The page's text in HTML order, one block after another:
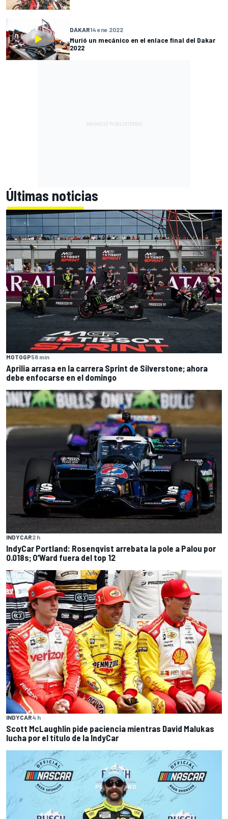
DAKAR14 ene 2022
Murió un mecánico en el enlace final del Dakar
2022
Últimas noticias
MOTOGP58 min
Aprilia arrasa en la carrera Sprint de Silverstone; ahora
debe enfocarse en el domingo
INDYCAR2 h
IndyCar Portland: Rosenqvist arrebata la pole a Palou por
0.018s; O’Ward fuera del top 12
INDYCAR4 h
Scott McLaughlin pide paciencia mientras David Malukas
lucha por el título de la IndyCar